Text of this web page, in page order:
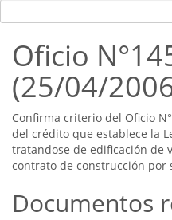
Oficio
(25/04/
Confirma criterio del Oficio
del crédito que establece la
tratandose de edificación de
contrato de construcción por
Documentos